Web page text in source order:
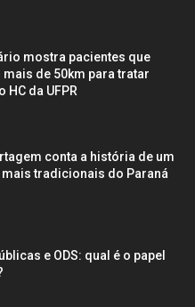
mostra pacientes que
de 50km para tratar
HC da UFPR
conta a história de um
tradicionais do Paraná
e ODS: qual é o papel